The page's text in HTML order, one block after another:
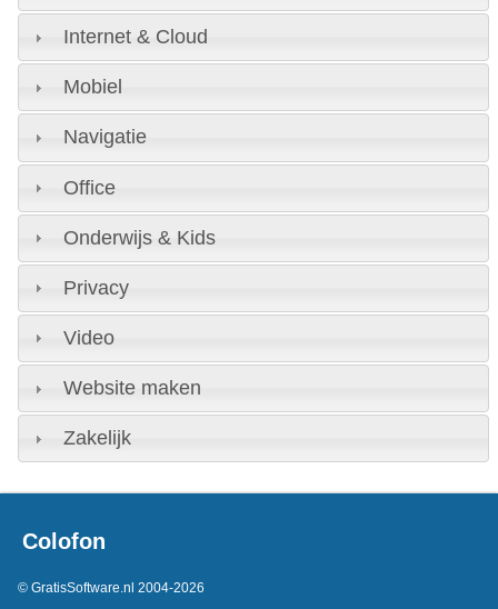
Internet & Cloud
Mobiel
Navigatie
Office
Onderwijs & Kids
Privacy
Video
Website maken
Zakelijk
Colofon
© GratisSoftware.nl 2004-2026